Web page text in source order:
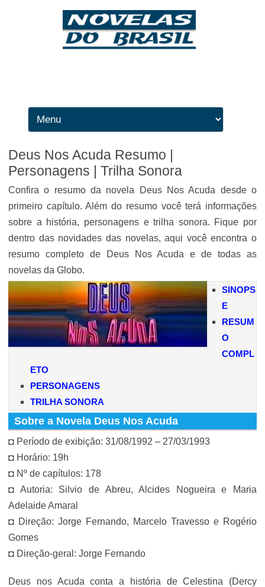
Deus Nos Acuda Resumo |
Personagens | Trilha Sonora
Confira o resumo da novela Deus Nos Acuda desde o
primeiro capítulo. Além do resumo você terá informações
sobre a história, personagens e trilha sonora. Fique por
dentro das novidades das novelas, aqui você encontra o
resumo completo de Deus Nos Acuda e de todas as
novelas da Globo.
SINOPS
E
RESUM
O
COMPL
ETO
PERSONAGENS
TRILHA SONORA
Sobre a Novela Deus Nos Acuda
◘ Período de exibição: 31/08/1992 – 27/03/1993
◘ Horário: 19h
◘ Nº de capítulos: 178
◘ Autoria: Silvio de Abreu, Alcides Nogueira e Maria
Adelaide Amaral
◘ Direção: Jorge Fernando, Marcelo Travesso e Rogério
Gomes
◘ Direção-geral: Jorge Fernando
Deus nos Acuda conta a história de Celestina (Dercy